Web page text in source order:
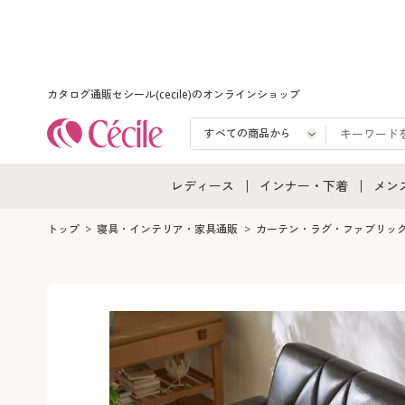
カタログ通販セシール(cecile)のオンラインショップ
レディース
レディース通販すべて
女性下着
インナー・下着
インナー・下着通販すべ
メンズ下着
ジュニア・ティーンズ下
メン
メン
メン
トップ 寝具・インテリア・家具通販 カーテン・ラグ・ファブリッ